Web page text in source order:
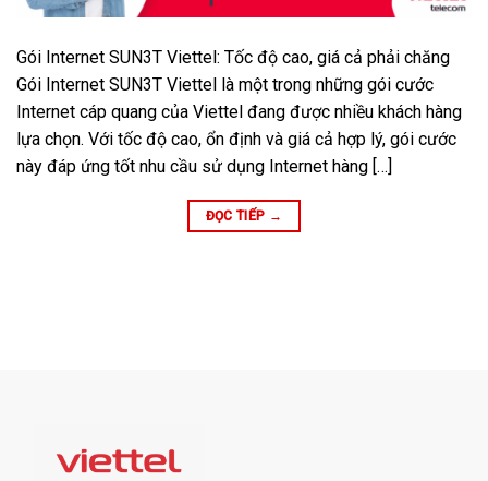
Gói Internet SUN3T Viettel: Tốc độ cao, giá cả phải chăng
Gói Internet SUN3T Viettel là một trong những gói cước
Internet cáp quang của Viettel đang được nhiều khách hàng
lựa chọn. Với tốc độ cao, ổn định và giá cả hợp lý, gói cước
này đáp ứng tốt nhu cầu sử dụng Internet hàng […]
ĐỌC TIẾP →